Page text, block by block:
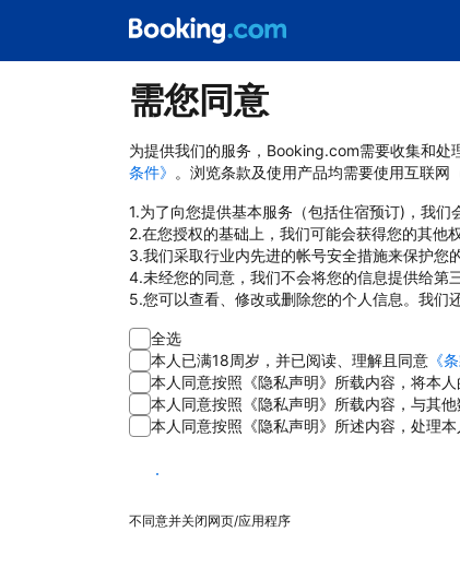
需您同意
为提供我们的服务，Booking.com需要收集和处
条件》 。浏览条款及使用产品均需要使用互联网
1.为了向您提供基本服务（包括住宿预订)，我们
2.在您授权的基础上，我们可能会获得您的其他
3.我们采取行业内先进的帐号安全措施来保护您
4.未经您的同意，我们不会将您的信息提供给第
5.您可以查看、修改或删除您的个人信息。我们
全选
本人已满18周岁，并已阅读、理解且同意 《
本人同意按照《隐私声明》所载内容，将本人
本人同意按照《隐私声明》所载内容，与其他
本人同意按照《隐私声明》所述内容，处理本
同意
不同意并关闭网页/应用程序